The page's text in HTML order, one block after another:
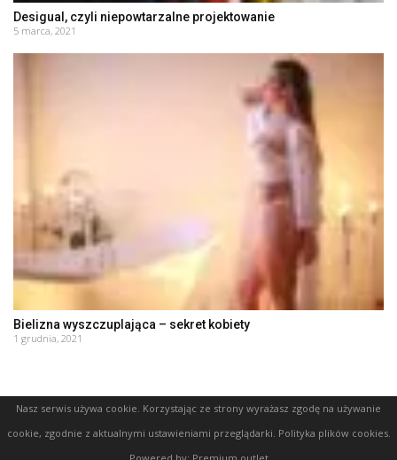
Desigual, czyli niepowtarzalne projektowanie
5 marca, 2021
Bielizna wyszczuplająca – sekret kobiety
1 grudnia, 2021
Nasz serwis używa cookie. Korzystając ze strony wyrażasz zgodę na używanie
cookie, zgodnie z aktualnymi ustawieniami przeglądarki. Polityka plików cookies.